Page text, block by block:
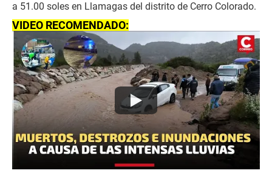
a 51.00 soles en Llamagas del distrito de Cerro Colorado.
VIDEO RECOMENDADO: